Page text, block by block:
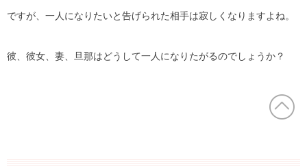
ですが、一人になりたいと告げられた相手は寂しくなりますよね。
彼、彼女、妻、旦那はどうして一人になりたがるのでしょうか？